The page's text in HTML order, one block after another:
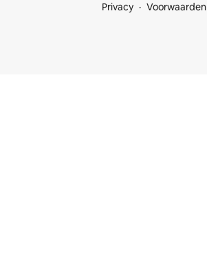
Privacy
Voorwaarden